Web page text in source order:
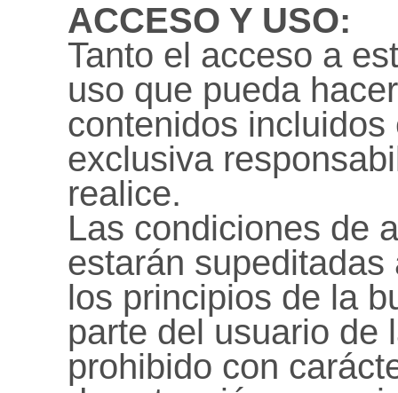
ACCESO Y USO:
Tanto el acceso a
uso que pueda
contenidos
exclusiva
realice.
Las condiciones de
estarán
los principios de la
parte del usuario de
prohibido con